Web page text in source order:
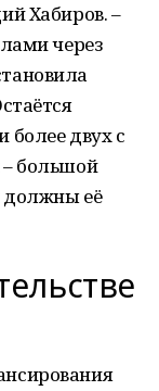
Хабиров. –
через
более двух с
большой
должны её